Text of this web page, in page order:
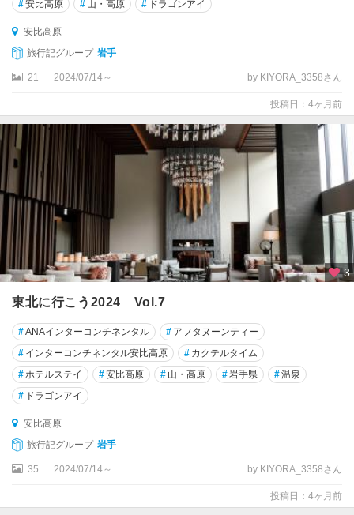
#安比高原 # 山・高原 # ドラゴンアイ
安比高原
旅行記グループ 岩手
21 2024/07/14～ by KIYORA_3358さん
投稿日：4ヶ月前
3
東北に行こう2024 Vol.7
#ANAインターコンチネンタル # アフタヌーンティー
# インターコンチネンタル安比高原 # カクテルタイム
#ホテルステイ #安比高原 # 山・高原 #岩手県 #温泉
# ドラゴンアイ
安比高原
旅行記グループ 岩手
35 2024/07/14～ by KIYORA_3358さん
投稿日：4ヶ月前